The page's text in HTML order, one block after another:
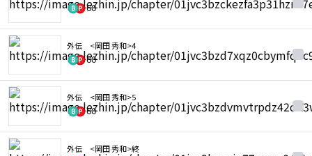
60
外伝 <岡田 秀和>4
60
外伝 <岡田 秀和>5
60
外伝 <岡田 秀和>終